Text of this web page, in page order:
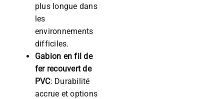
plus longue dans
les
environnements
difficiles.
Gabion en fil de
fer recouvert de
PVC: Durabilité
accrue et options